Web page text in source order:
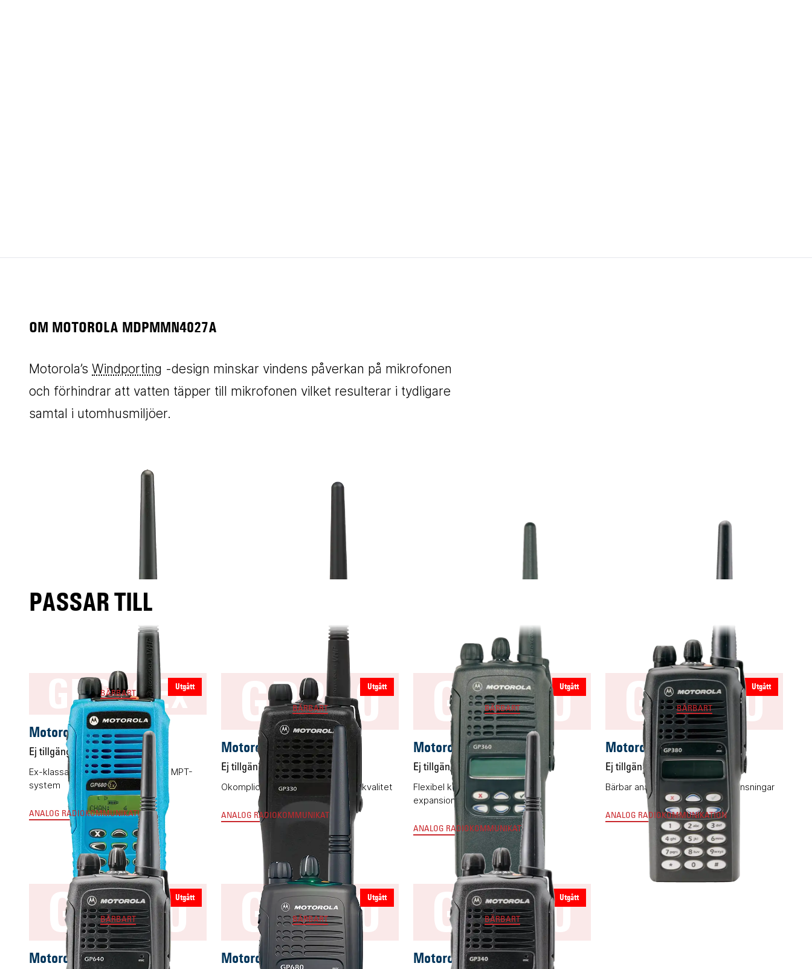
OM MOTOROLA MDPMMN4027A
Motorola’s Windporting -design minskar vindens påverkan på mikrofonen
och förhindrar att vatten täpper till mikrofonen vilket resulterar i tydligare
samtal i utomhusmiljöer.
PASSAR TILL
Utgått
GP680Ex
BÄRBART
Motorola GP680Ex
Ej tillgänglig
Ex-klassad komradio för trunkade MPT-
system
ANALOG RADIOKOMMUNIKATION
Utgått
GP330
BÄRBART
Motorola GP330
Ej tillgänglig
Okomplicerad komradio med hög kvalitet
ANALOG RADIOKOMMUNIKATION
Utgått
GP360
BÄRBART
Motorola GP360
Ej tillgänglig
Flexibel komradio med
expansionsmöjligheter
ANALOG RADIOKOMMUNIKATION
Utgått
GP380
BÄRBART
Motorola GP380
Ej tillgänglig
Bärbar analogradio med få begränsningar
ANALOG RADIOKOMMUNIKATION
Utgått
GP640
BÄRBART
Motorola GP640
Utgått
GP680
BÄRBART
Motorola GP680
Utgått
GP340
BÄRBART
Motorola GP340